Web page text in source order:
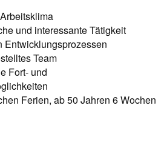
und interessante Tätigkeit
Entwicklungsprozessen
Team
Fort- und
Ferien, ab 50 Jahren 6 Wochen